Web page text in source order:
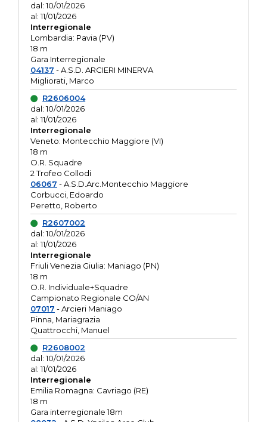
dal: 10/01/2026
al: 11/01/2026
Interregionale
Lombardia: Pavia (PV)
18 m
Gara Interregionale
04137 - A.S.D. ARCIERI MINERVA
Migliorati, Marco
R2606004
dal: 10/01/2026
al: 11/01/2026
Interregionale
Veneto: Montecchio Maggiore (VI)
18 m
O.R. Squadre
2 Trofeo Collodi
06067 - A.S.D.Arc.Montecchio Maggiore
Corbucci, Edoardo
Peretto, Roberto
R2607002
dal: 10/01/2026
al: 11/01/2026
Interregionale
Friuli Venezia Giulia: Maniago (PN)
18 m
O.R. Individuale+Squadre
Campionato Regionale CO/AN
07017 - Arcieri Maniago
Pinna, Mariagrazia
Quattrocchi, Manuel
R2608002
dal: 10/01/2026
al: 11/01/2026
Interregionale
Emilia Romagna: Cavriago (RE)
18 m
Gara interregionale 18m